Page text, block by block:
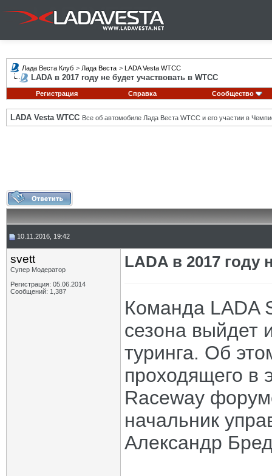
Лада Веста Клуб > Лада Веста > LADA Vesta WTCC
LADA в 2017 году не будет участвовать в WTCC
Регистрация Справка Сообщество
LADA Vesta WTCC Все об автомобиле Лада Веста WTCC и его участии в
10.11.2016, 19:42
svett
Супер Модератор
Регистрация: 05.06.2014
Сообщений: 1,387
LADA в 2017 году
Команда LADA
сезона выйдет
туринга. Об
проходящего в
Raceway
начальник
Александр